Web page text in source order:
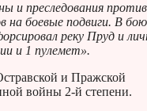
и преследования
на боевые подвиги. В
реку Пруд и
и 1 пулемет».
и Пражской
войны 2-й степени.